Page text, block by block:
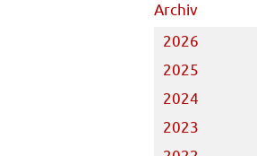
Archiv
2026
2025
2024
2023